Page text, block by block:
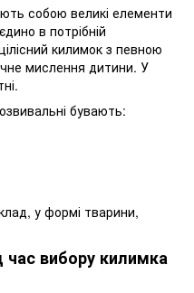
собою великі елементи
в потрібній
килимок з певною
мислення дитини. У
бувають:
у формі тварини,
час вибору килимка